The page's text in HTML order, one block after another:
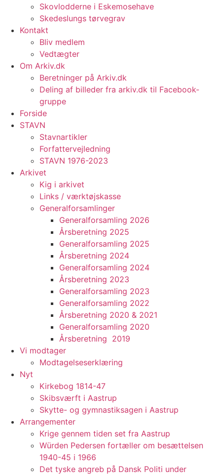
Skovlodderne i Eskemosehave
Skedeslungs tørvegrav
Kontakt
Bliv medlem
Vedtægter
Om Arkiv.dk
Beretninger på Arkiv.dk
Deling af billeder fra arkiv.dk til Facebook-
gruppe
Forside
STAVN
Stavnartikler
Forfattervejledning
STAVN 1976-2023
Arkivet
Kig i arkivet
Links / værktøjskasse
Generalforsamlinger
Generalforsamling 2026
Årsberetning 2025
Generalforsamling 2025
Årsberetning 2024
Generalforsamling 2024
Årsberetning 2023
Generalforsamling 2023
Generalforsamling 2022
Årsberetning 2020 & 2021
Generalforsamling 2020
Årsberetning 2019
Vi modtager
Modtagelseserklæring
Nyt
Kirkebog 1814-47
Skibsværft i Aastrup
Skytte- og gymnastiksagen i Aastrup
Arrangementer
Krige gennem tiden set fra Aastrup
Würden Pedersen fortæller om besættelsen
1940-45 i 1966
Det tyske angreb på Dansk Politi under